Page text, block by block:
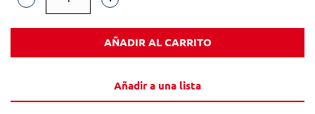
GINEBRA
TANQUERAY
AÑADIR AL CARRITO
Añadir a una lista